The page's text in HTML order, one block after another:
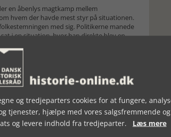
en åbenlys magtkamp mellem
hvem der havde mest styr på situationen.
med sig. Politikerne manede
i en situation, hvor han direkte blev en
over på deres side: ”Børge Outze
journalistikken […] Folkestrejken var ikke
Umiddelbart før strejken havde han et
Og lige efter strejken lokkede
at klappe for Outze, men heldet var med
blev arresteret på en dækadresse, hvor
Ja, de kunne såmænd
for tyskerne, så han ikke røbede
og tredjeparters cookies for at fungere,
tjenester, hjælpe med vores salgsfremmende og
og levere indhold fra tredjeparter. Læs mere